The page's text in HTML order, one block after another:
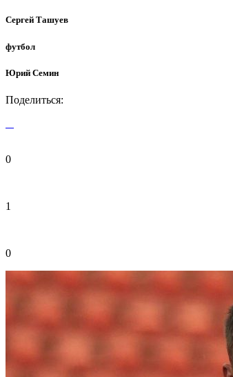
Сергей Ташуев
футбол
Юрий Семин
Поделиться:
0
1
0